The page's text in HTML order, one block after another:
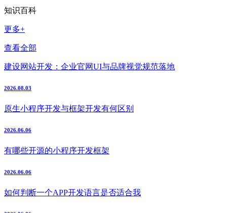
知识百科
更多+
查看全部
建设网站开发：企业官网UI与品牌视觉规范落地
2026.08.03
原生小程序开发与框架开发有何区别
2026.06.06
有哪些开源的小程序开发框架
2026.06.06
如何判断一个APP开发语言是否适合我